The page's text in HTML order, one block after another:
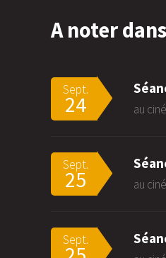
A noter
Sept.
24 au
Sept.
25 au
Sept.